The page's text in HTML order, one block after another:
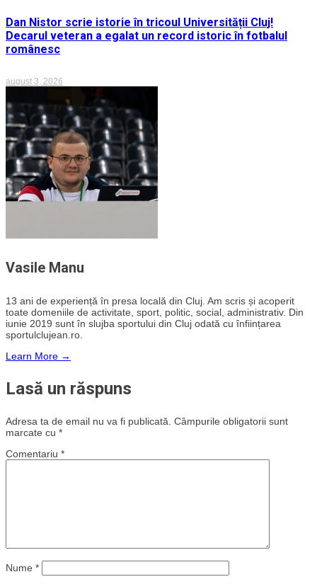
Dan Nistor scrie istorie în tricoul Universității Cluj!
Decarul veteran a egalat un record istoric în fotbalul
românesc
august 3, 2026
Vasile Manu
13 ani de experiență în presa locală din Cluj. Am scris și acoperit
toate domeniile de activitate, sport, politic, social, administrativ. Din
iunie 2019 sunt în slujba sportului din Cluj odată cu înființarea
sportulclujean.ro.
Learn More →
Lasă un răspuns
Adresa ta de email nu va fi publicată. Câmpurile obligatorii sunt
marcate cu *
Comentariu *
Nume *